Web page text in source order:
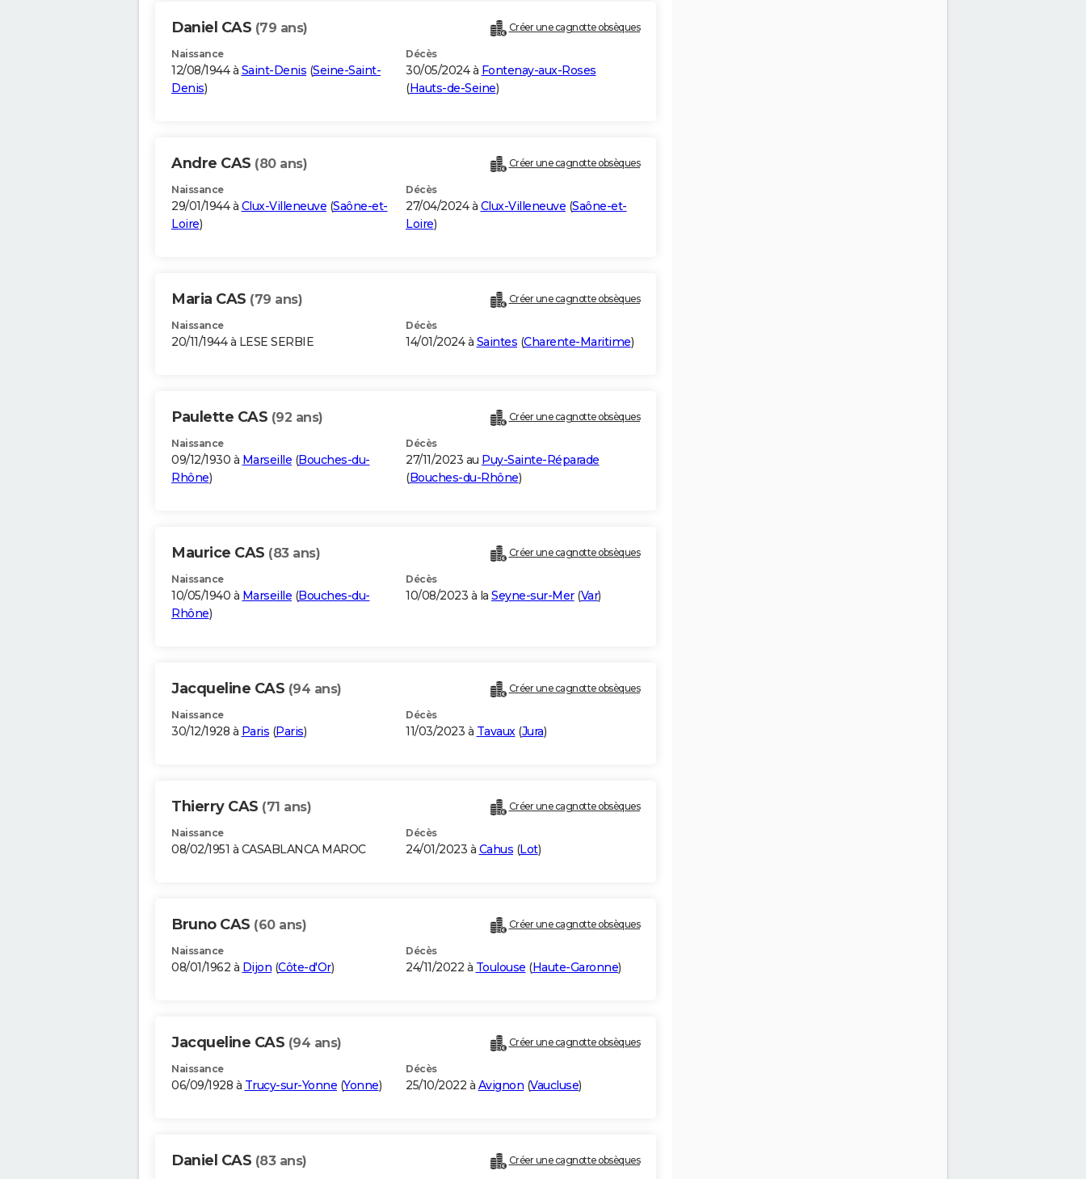
Daniel CAS (79 ans) Créer une cagnotte obsèques
Naissance
12/08/1944 à Saint-Denis (Seine-Saint-
Denis)
Décès
30/05/2024 à Fontenay-aux-Roses
(Hauts-de-Seine)
Andre CAS (80 ans) Créer une cagnotte obsèques
Naissance
29/01/1944 à Clux-Villeneuve (Saône-et-
Loire)
Décès
27/04/2024 à Clux-Villeneuve (Saône-et-
Loire)
Maria CAS (79 ans) Créer une cagnotte obsèques
Naissance
20/11/1944 à LESE SERBIE
Décès
14/01/2024 à Saintes (Charente-Maritime)
Paulette CAS (92 ans) Créer une cagnotte obsèques
Naissance
09/12/1930 à Marseille (Bouches-du-
Rhône)
Décès
27/11/2023 au Puy-Sainte-Réparade
(Bouches-du-Rhône)
Maurice CAS (83 ans) Créer une cagnotte obsèques
Naissance
10/05/1940 à Marseille (Bouches-du-
Rhône)
Décès
10/08/2023 à la Seyne-sur-Mer(Var)
Jacqueline CAS (94 ans) Créer une cagnotte obsèques
Naissance
30/12/1928 à Paris (Paris)
Décès
11/03/2023 à Tavaux(Jura)
Thierry CAS (71 ans) Créer une cagnotte obsèques
Naissance
08/02/1951 à CASABLANCA MAROC
Décès
24/01/2023 à Cahus (Lot)
Bruno CAS (60 ans) Créer une cagnotte obsèques
Naissance
08/01/1962 à Dijon (Côte-d'Or)
Décès
24/11/2022 à Toulouse (Haute-Garonne)
Jacqueline CAS (94 ans) Créer une cagnotte obsèques
Naissance
06/09/1928 à Trucy-sur-Yonne (Yonne)
Décès
25/10/2022 à Avignon (Vaucluse)
Daniel CAS (83 ans) Créer une cagnotte obsèques